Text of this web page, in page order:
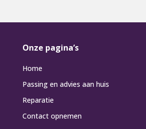
Onze pagina’s
Home
Passing en advies aan huis
Reparatie
Contact opnemen